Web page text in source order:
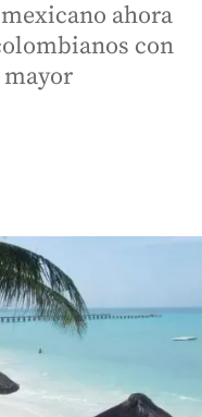
ahora
con